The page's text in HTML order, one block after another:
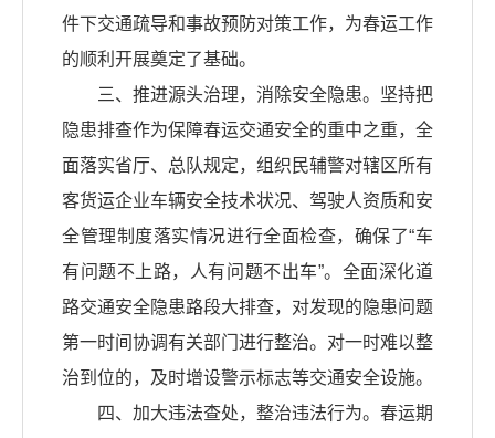
件下交通疏导和事故预防对策工作，为春运工作
的顺利开展奠定了基础。
三、推进源头治理，消除安全隐患。坚持把
隐患排查作为保障春运交通安全的重中之重，全
面落实省厅、总队规定，组织民辅警对辖区所有
客货运企业车辆安全技术状况、驾驶人资质和安
全管理制度落实情况进行全面检查，确保了“车
有问题不上路，人有问题不出车”。全面深化道
路交通安全隐患路段大排查，对发现的隐患问题
第一时间协调有关部门进行整治。对一时难以整
治到位的，及时增设警示标志等交通安全设施。
四、加大违法查处，整治违法行为。春运期